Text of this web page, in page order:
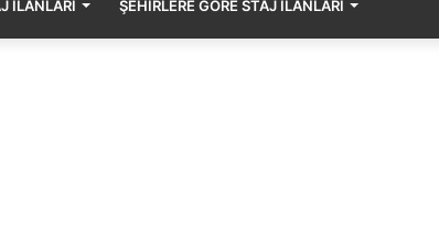
İLANLARI ŞEHIRLERE GÖRE STAJ İLANLARI